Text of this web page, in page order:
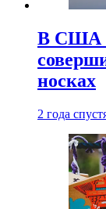
В США
носках
2 года